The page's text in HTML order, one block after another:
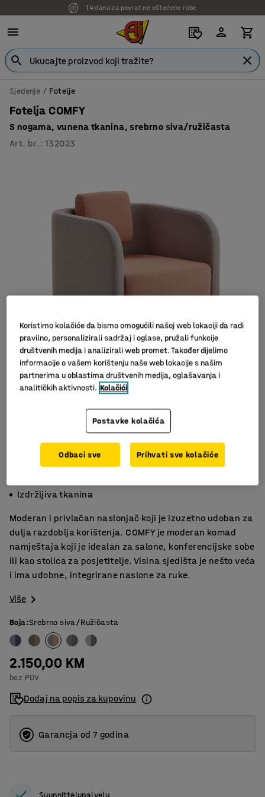
14 dana za povrat ne oštećene robe
Sjedenje Fotelje
Fotelja COMFY
S nogama, vunena tkanina, srebrno siva/ružičasta
Art. br. :132023
Praktična fotelja
Izdržljiva tkanina
Moderan i privlačan naslonjač koji je izuzetno udoban za
dulja razdoblja korištenja. COMFY je moderan komad
namještaja koji je idealan za salone, konferencijske sobe
ili kao stolica za posjetitelje. Visina sjedišta je nešto veća
i ima udobne, integrirane naslone za ruke.
Više
Boja:Srebrno siva/Ružičasta
2.150,00 KM
bez PDV
Dodaj na popis za kupovinu
Garancja od 7 godina
Suunnittelupalvelu
Koristimo kolačiće da bismo omogućili našoj web lokaciji da radi
pravilno, personalizirali sadržaj i oglase, pružali funkcije
društvenih medija i analizirali web promet. Također dijelimo
informacije o vašem korištenju naše web lokacije s našim
partnerima u oblastima društvenih medija, oglašavanja i
analitičkih aktivnosti. Kolačići
Postavke kolačića
Odbaci sve Prihvati sve kolačiće